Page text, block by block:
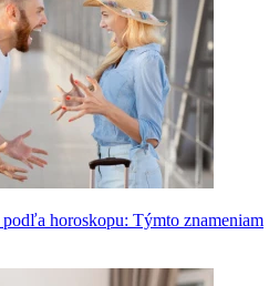
horoskopu: Týmto znameniam